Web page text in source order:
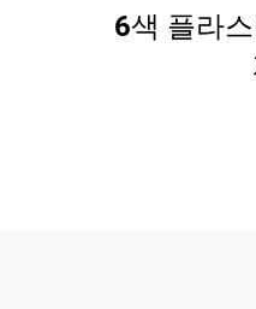
6색 플라스